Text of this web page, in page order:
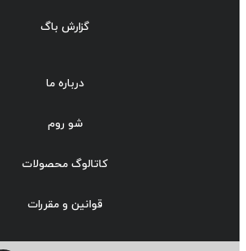
گزارش باگ
درباره ما
شو روم
کاتالوگ محصولات
قوانین و مقررات